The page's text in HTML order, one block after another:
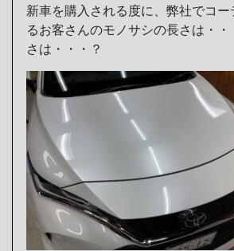
新車を購入される度に、弊社でコ
るお客さんのモノサシの長さは・
さは・・・？